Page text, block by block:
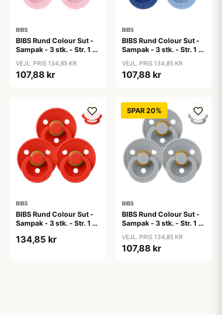
BIBS
BIBS Rund Colour Sut -
Sampak - 3 stk. - Str. 1 -
VEJL. PRIS 134,85 KR
107,88 kr
BIBS
BIBS Rund Colour Sut -
Sampak - 3 stk. - Str. 1 -
VEJL. PRIS 134,85 KR
107,88 kr
BIBS
BIBS Rund Colour Sut -
Sampak - 3 stk. - Str. 1 -
134,85 kr
SPAR 20%
BIBS
BIBS Rund Colour Sut -
Sampak - 3 stk. - Str. 1 -
VEJL. PRIS 134,85 KR
107,88 kr